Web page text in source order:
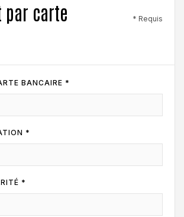
par carte
* Requis
BANCAIRE *
*
*